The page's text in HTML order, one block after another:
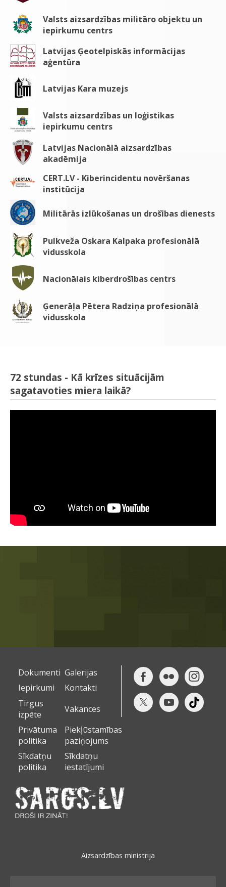
Valsts aizsardzības militāro objektu un
iepirkumu centrs
Latvijas Ģeotelpiskās informācijas
aģentūra
Latvijas Kara muzejs
Valsts aizsardzības un loģistikas
iepirkumu centrs
Latvijas Nacionālā aizsardzības
akadēmija
CERT.LV - Kiberincidentu novēršanas
institūcija
Militārās izlūkošanas un drošības dienests
Pulkveža Oskara Kalpaka profesionālā
vidusskola
Nacionālais kiberdrošības centrs
Ģenerāļa Pētera Radziņa profesionālā
vidusskola
72 stundas - Kā krīzes situācijām
sagatavoties miera laikā?
Dokumenti Galerijas
Iepirkumi
Kontakti
Tirgus
izpēte
Vakances
Privātuma
politika
Piekļūstamības
paziņojums
Sīkdatņu
politika
Sīkdatņu
iestatījumi
Aizsardzības ministrija